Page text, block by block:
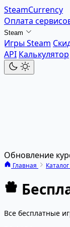
SteamCurrency
Оплата
Steam
Игры Steam
API Калькулятор
Обновление
Главная
Все бесплатные